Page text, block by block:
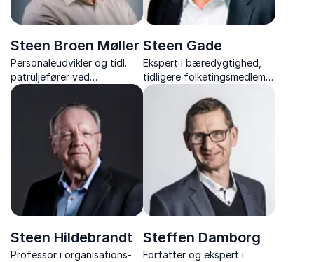
Steen Broen Møller
Personaleudvikler og tidl.
patruljefører ved
Slædepatruljen Sirius
Steen Gade
Ekspert i bæredygtighed,
tidligere folketingsmedlem,
formand for Rådet for
samfundsansvar og
verdensmål og engageret
stemme i klima- og
europapolitik.
Steen Hildebrandt
Professor i organisations-
Steffen Damborg
Forfatter og ekspert i